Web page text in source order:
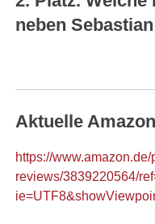
neben
Aktuelle
https://www.amazon.de/
reviews/3839220564/